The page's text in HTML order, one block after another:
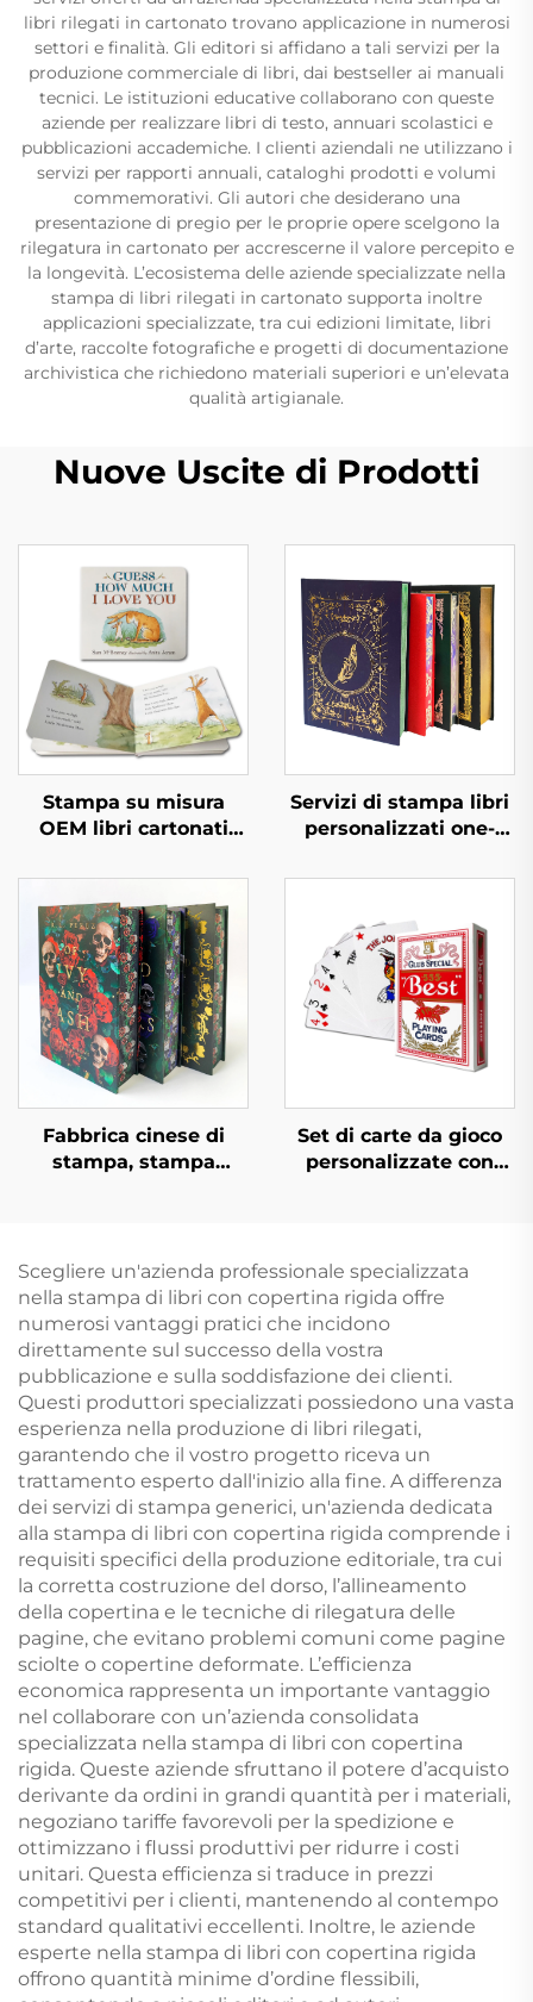
libri rilegati in cartonato trovano applicazione in numerosi
settori e finalità. Gli editori si affidano a tali servizi per la
produzione commerciale di libri, dai bestseller ai manuali
tecnici. Le istituzioni educative collaborano con queste
aziende per realizzare libri di testo, annuari scolastici e
pubblicazioni accademiche. I clienti aziendali ne utilizzano i
servizi per rapporti annuali, cataloghi prodotti e volumi
commemorativi. Gli autori che desiderano una
presentazione di pregio per le proprie opere scelgono la
rilegatura in cartonato per accrescerne il valore percepito e
la longevità. L’ecosistema delle aziende specializzate nella
stampa di libri rilegati in cartonato supporta inoltre
applicazioni specializzate, tra cui edizioni limitate, libri
d’arte, raccolte fotografiche e progetti di documentazione
archivistica che richiedono materiali superiori e un’elevata
qualità artigianale.
Nuove Uscite di Prodotti
Stampa su misura
OEM libri cartonati
libri per bambini in
inglese libri interattivi
per bambini stampa
libri cartonati
Servizi di stampa libri
personalizzati one-
alta qualità con bordi
foto copertina rigida
con bordi dorati
Fabbrica cinese di
stampa, stampa
stampa ecologica con
sovracoperta
Set di carte da gioco
personalizzate con
intrattenimento poker
con scatola
Scegliere un'azienda professionale specializzata
nella stampa di libri con copertina rigida offre
numerosi vantaggi pratici che incidono
direttamente sul successo della vostra
pubblicazione e sulla soddisfazione dei clienti.
Questi produttori specializzati possiedono una vasta
esperienza nella produzione di libri rilegati,
garantendo che il vostro progetto riceva un
trattamento esperto dall'inizio alla fine. A differenza
dei servizi di stampa generici, un'azienda dedicata
alla stampa di libri con copertina rigida comprende i
requisiti specifici della produzione editoriale, tra cui
la corretta costruzione del dorso, l’allineamento
della copertina e le tecniche di rilegatura delle
pagine, che evitano problemi comuni come pagine
sciolte o copertine deformate. L’efficienza
economica rappresenta un importante vantaggio
nel collaborare con un’azienda consolidata
specializzata nella stampa di libri con copertina
rigida. Queste aziende sfruttano il potere d’acquisto
derivante da ordini in grandi quantità per i materiali,
negoziano tariffe favorevoli per la spedizione e
ottimizzano i flussi produttivi per ridurre i costi
unitari. Questa efficienza si traduce in prezzi
competitivi per i clienti, mantenendo al contempo
standard qualitativi eccellenti. Inoltre, le aziende
esperte nella stampa di libri con copertina rigida
offrono quantità minime d’ordine flessibili,